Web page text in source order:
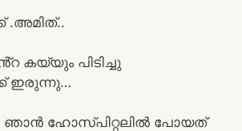
.അമിത്..
കയ്യും പിടിച്ചു
ഇരുന്നു…
ഞാൻ ഹോസ്പിറ്റലിൽ പോയത്